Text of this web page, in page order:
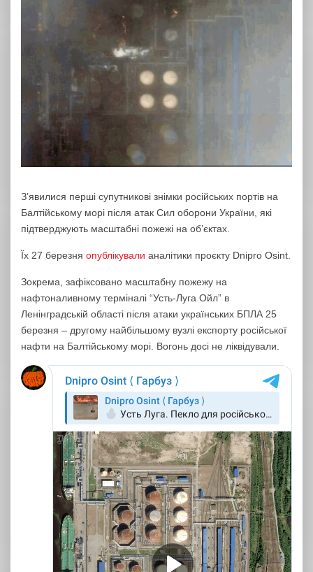
З’явилися перші супутникові знімки російських портів на
Балтійському морі після атак Сил оборони України, які
підтверджують масштабні пожежі на об’єктах.
Їх 27 березня опублікували аналітики проєкту Dnipro Osint.
Зокрема, зафіксовано масштабну пожежу на
нафтоналивному терміналі “Усть-Луга Ойл” в
Ленінградській області після атаки українських БПЛА 25
березня – другому найбільшому вузлі експорту російської
нафти на Балтійському морі. Вогонь досі не ліквідували.